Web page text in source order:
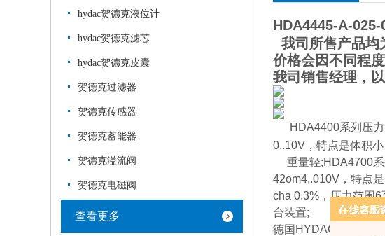
hydac贺德克液位计
hydac贺德克滤芯
hydac贺德克皮囊
贺德克过滤器
贺德克传感器
贺德克蓄能器
贺德克溢流阀
贺德克电磁阀
查看更多
HDA4445-A-025-
我司所售产品均
价格会因不同程
我司销售经理，
HDA4400系列压
0..10V，特点是体积小
重量轻;HDA4700系
42om4,.010V，特点
cha 0.3%，压力范围
台装置;
德国HYDAC压力传